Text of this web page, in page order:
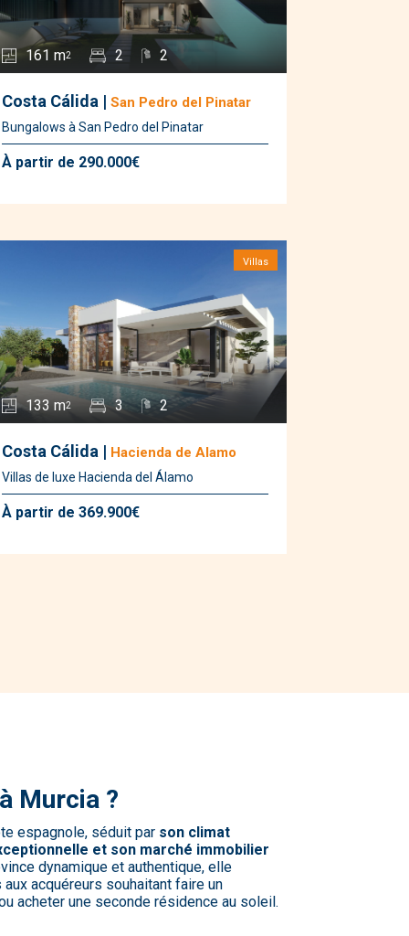
Alhama de Murcia (1)
Calasparra (1)
Dolores de Pacheco
(1)
Los Alcázares (9)
Los Nietos (1)
Roldan (4)
161 m2 2 2
Costa Cálida | San Pedro del Pinatar
Bungalows à San Pedro del Pinatar
À partir de 290.000€
133 m2 3 2
Villas
Costa Cálida | Hacienda de Alamo
Villas de luxe Hacienda del Álamo
À partir de 369.900€
Murcia ?
espagnole, séduit par son climat
et son marché immobilier
dynamique et authentique, elle
acquéreurs souhaitant faire un
acheter une seconde résidence au soleil.